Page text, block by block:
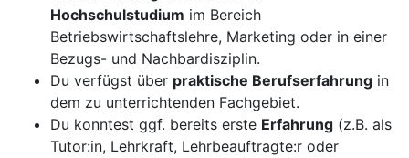
Hochschulstudium im Bereich
Betriebswirtschaftslehre, Marketing oder in einer
Bezugs- und Nachbardisziplin.
Du verfügst über praktische Berufserfahrung in
dem zu unterrichtenden Fachgebiet.
Du konntest ggf. bereits erste Erfahrung (z.B. als
Tutor:in, Lehrkraft, Lehrbeauftragte:r oder